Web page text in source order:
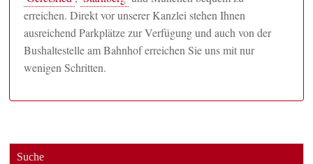
erreichen. Direkt vor unserer Kanzlei stehen Ihnen
ausreichend Parkplätze zur Verfügung und auch von der
Bushaltestelle am Bahnhof erreichen Sie uns mit nur
wenigen Schritten.
Suche